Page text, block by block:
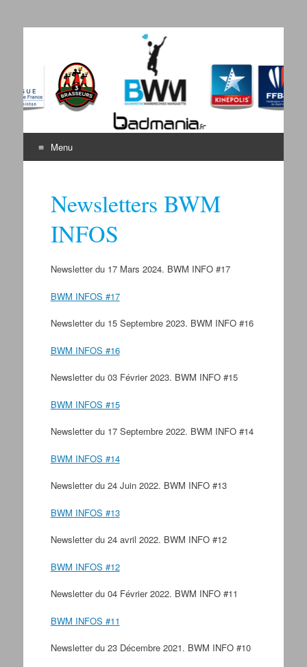
Badminton Wambrechies
Marquette
Bienvenue sur le site du BWM
Menu
Newsletters BWM
INFOS
Newsletter du 17 Mars 2024. BWM INFO #17
BWM INFOS #17
Newsletter du 15 Septembre 2023. BWM INFO #16
BWM INFOS #16
Newsletter du 03 Février 2023. BWM INFO #15
BWM INFOS #15
Newsletter du 17 Septembre 2022. BWM INFO #14
BWM INFOS #14
Newsletter du 24 Juin 2022. BWM INFO #13
BWM INFOS #13
Newsletter du 24 avril 2022. BWM INFO #12
BWM INFOS #12
Newsletter du 04 Février 2022. BWM INFO #11
BWM INFOS #11
Newsletter du 23 Décembre 2021. BWM INFO #10